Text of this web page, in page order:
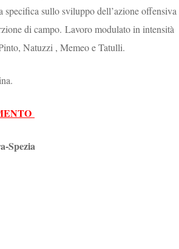
specifica sullo sviluppo dell’azione offensiva
di campo. Lavoro modulato in intensità
Natuzzi , Memeo e Tatulli.
Spezia